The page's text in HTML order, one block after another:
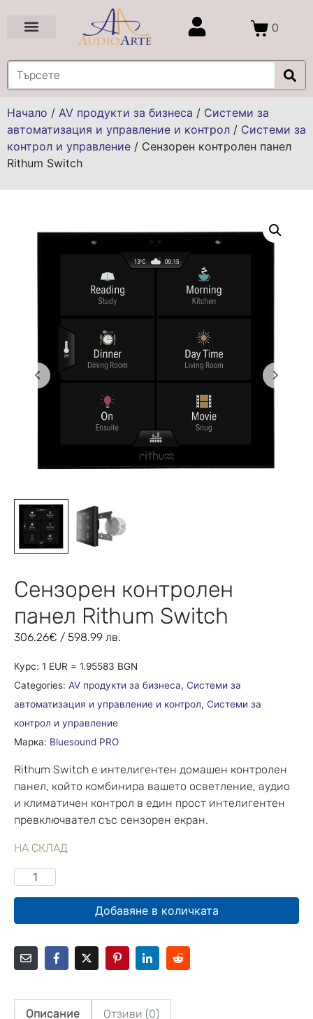
0
Начало / AV продукти за бизнеса / Системи за
автоматизация и управление и контрол / Системи за
контрол и управление / Сензорен контролен панел
Rithum Switch
Сензорен контролен
панел Rithum Switch
306.26€ / 598.99 лв.
Курс: 1 EUR = 1.95583 BGN
Categories: AV продукти за бизнеса, Системи за
автоматизация и управление и контрол, Системи за
контрол и управление
Марка: Bluesound PRO
Rithum Switch е интелигентен домашен контролен
панел, който комбинира вашето осветление, аудио
и климатичен контрол в един прост интелигентен
превключвател със сензорен екран.
НА СКЛАД
Добавяне в количката
Описание Отзиви (0)